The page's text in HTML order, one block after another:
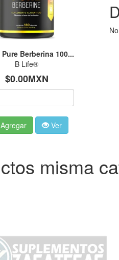
Berberina 100...
B Life®
$0.00MXN
Agregar Ver
misma